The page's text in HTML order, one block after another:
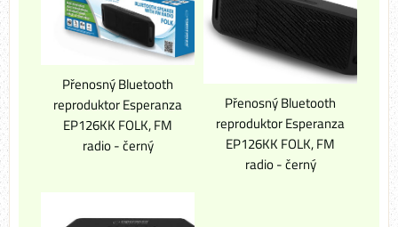
Přenosný Bluetooth
reproduktor Esperanza
EP126KK FOLK, FM
radio - černý
Přenosný Bluetooth
reproduktor Esperanza
EP126KK FOLK, FM
radio - černý